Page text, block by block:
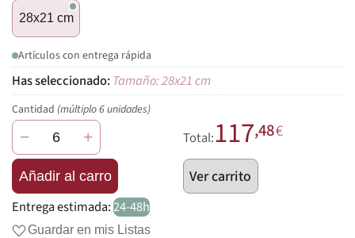
28x21 cm
Artículos con entrega rápida
Tamaño: 28x21 cm
Cantidad (múltiplo 6 unidades)
− +
Añadir al carro
Total:117,48€
Ver carrito
Entrega estimada:24-48h
Guardar en mis Listas